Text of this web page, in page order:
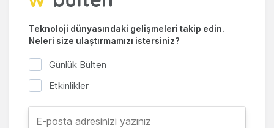
Teknoloji dünyasındaki gelişmeleri takip edin.
Neleri size ulaştırmamızı istersiniz?
Günlük Bülten
Etkinlikler